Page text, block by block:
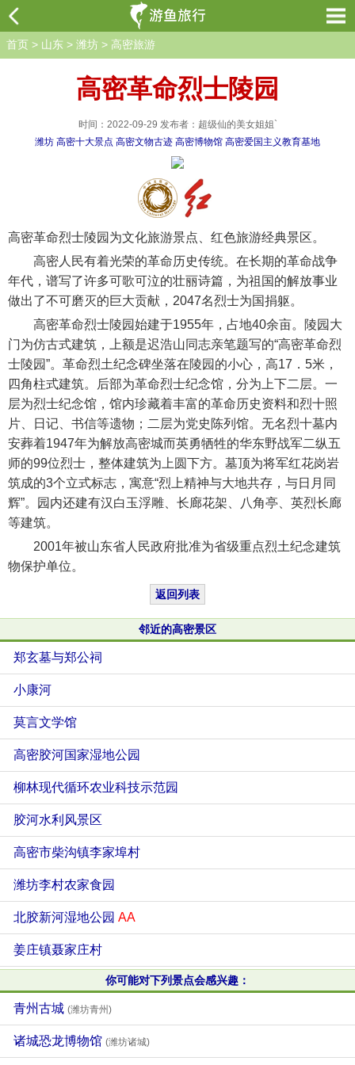
首页 > 山东 > 潍坊 > 高密旅游
高密革命烈士陵园
时间：2022-09-29 发布者：超级仙的美女姐姐`
潍坊 高密十大景点 高密文物古迹 高密博物馆 高密爱国主义教育基地
高密革命烈士陵园为文化旅游景点、红色旅游经典景区。
高密人民有着光荣的革命历史传统。在长期的革命战争
年代，谱写了许多可歌可泣的壮丽诗篇，为祖国的解放事业
做出了不可磨灭的巨大贡献，2047名烈士为国捐躯。
高密革命烈士陵园始建于1955年，占地40余亩。陵园大
门为仿古式建筑，上额是迟浩山同志亲笔题写的“高密革命烈
士陵园”。革命烈土纪念碑坐落在陵园的小心，高17．5米，
四角柱式建筑。后部为革命烈士纪念馆，分为上下二层。一
层为烈士纪念馆，馆内珍藏着丰富的革命历史资料和烈十照
片、日记、书信等遗物；二层为党史陈列馆。无名烈十墓内
安葬着1947年为解放高密城而英勇牺牲的华东野战军二纵五
师的99位烈士，整体建筑为上圆下方。墓顶为将军红花岗岩
筑成的3个立式标志，寓意“烈上精神与大地共存，与日月同
辉”。园内还建有汉白玉浮雕、长廊花架、八角亭、英烈长廊
等建筑。
2001年被山东省人民政府批准为省级重点烈土纪念建筑
物保护单位。
返回列表
邻近的高密景区
郑玄墓与郑公祠
小康河
莫言文学馆
高密胶河国家湿地公园
柳林现代循环农业科技示范园
胶河水利风景区
高密市柴沟镇李家埠村
潍坊李村农家食园
北胶新河湿地公园 AA
姜庄镇聂家庄村
你可能对下列景点会感兴趣：
青州古城 (潍坊青州)
诸城恐龙博物馆 (潍坊诸城)